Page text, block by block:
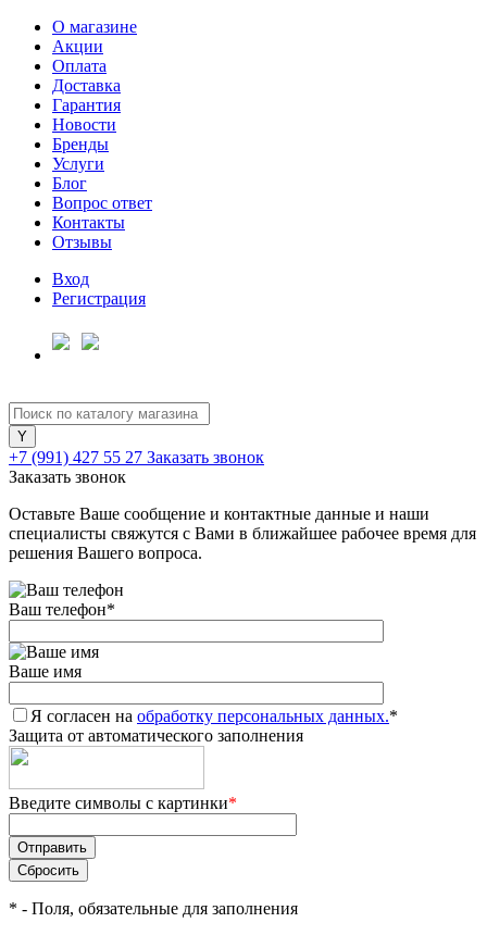
О магазине
Акции
Оплата
Доставка
Гарантия
Новости
Бренды
Услуги
Блог
Вопрос ответ
Контакты
Отзывы
Вход
Регистрация
+7 (991) 427 55 27 Заказать звонок
Заказать звонок
Оставьте Ваше сообщение и контактные данные и наши
специалисты свяжутся с Вами в ближайшее рабочее время для
решения Вашего вопроса.
Ваш телефон*
Ваше имя
Я согласен на обработку персональных данных.*
Защита от автоматического заполнения
Введите символы с картинки*
* - Поля, обязательные для заполнения
Для клиентов всех банков
Разбейте
оплатуна части
без переплат
График платежей
Сегодня
25%
Добавляйте товары
в корзину
Оплачивайте сегодня только
25% картой любого банка
Получайте товар
выбранный способом
Оставшиеся75% будут
списыватьсяс вашей карты
по